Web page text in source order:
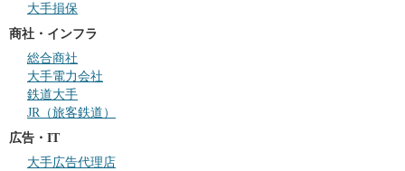
大手損保
商社・インフラ
総合商社
大手電力会社
鉄道大手
JR（旅客鉄道）
広告・IT
大手広告代理店